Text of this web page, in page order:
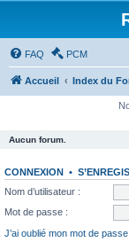
FAQ PCM
Accueil Index du
Aucun forum.
CONNEXION •
Nom d’utilisateur :
Mot de passe :
J’ai oublié mon mot de passe